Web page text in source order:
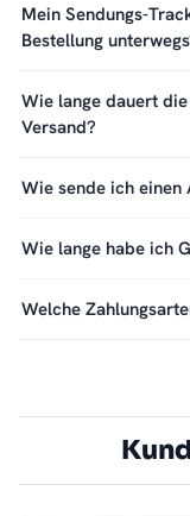
Mein Sendungs-
Bestellung
Wie lange dauert
Versand?
Wie sende ich
Wie lange habe ich
Welche